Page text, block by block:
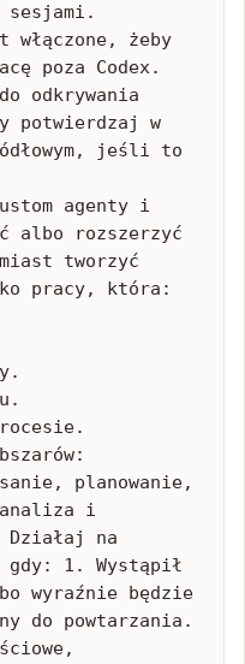
sesjami.
żeby
poza Codex.
odkrywania
potwierdzaj w
jeśli to
agenty i
albo rozszerzyć
tworzyć
pracy, która:
planowanie,
analiza i
na
1. Wystąpił
wyraźnie będzie
do powtarzania.